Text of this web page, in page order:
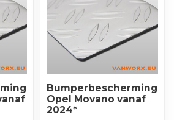
Bumperbescherming
Opel Movano vanaf
2024*